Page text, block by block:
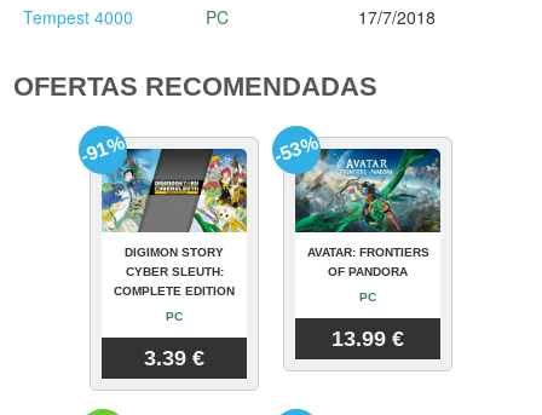
Tempest 4000
PC 17/7/2018
OFERTAS RECOMENDADAS
DIGIMON STORY
CYBER SLEUTH:
COMPLETE EDITION
PC
3.39 €
-91%
AVATAR: FRONTIERS
OF PANDORA
PC
13.99 €
-53%